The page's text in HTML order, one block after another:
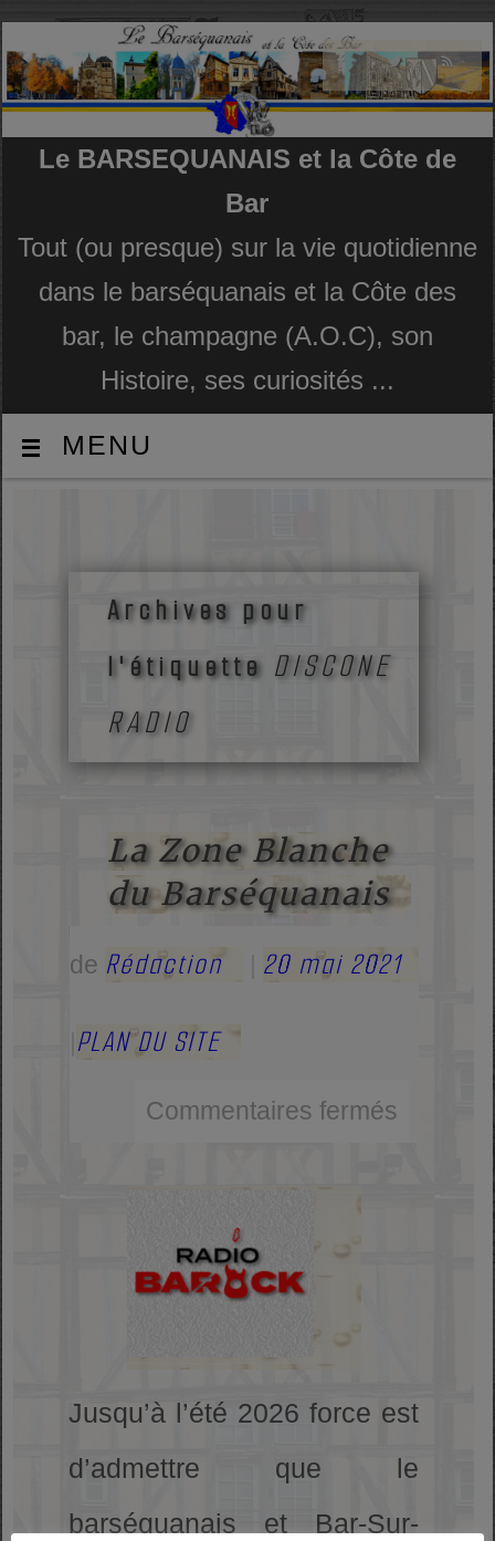
Le BARSEQUANAIS et la Côte de
Bar
Tout (ou presque) sur la vie quotidienne
dans le barséquanais et la Côte des
bar, le champagne (A.O.C), son
Histoire, ses curiosités ...
MENU
Archives pour
l'étiquette DISCONE
RADIO
La Zone Blanche
du Barséquanais
de Rédaction 20 mai 2021
PLAN DU SITE
Commentaires fermés
Jusqu’à l’été 2026 force est
d’admettre que le
barséquanais et Bar-Sur-